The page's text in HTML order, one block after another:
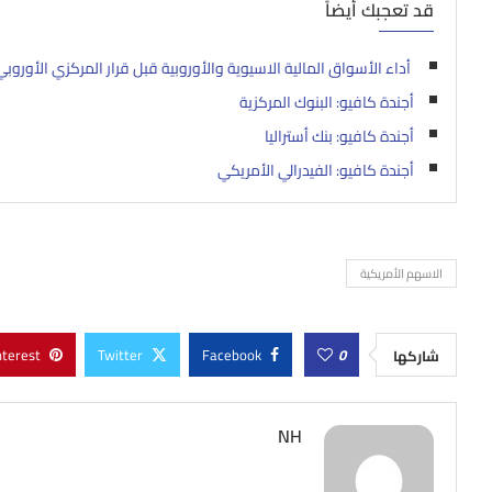
قد تعجبك أيضاً
أداء الأسواق المالية الاسيوية والأوروبية قبل قرار المركزي
أجندة كافيو: البنوك المركزية
أجندة كافيو: بنك أستراليا
أجندة كافيو: الفيدرالي الأمريكي
الاسهم الأمريكية
شاركها 0
Facebook
Twitter
NH